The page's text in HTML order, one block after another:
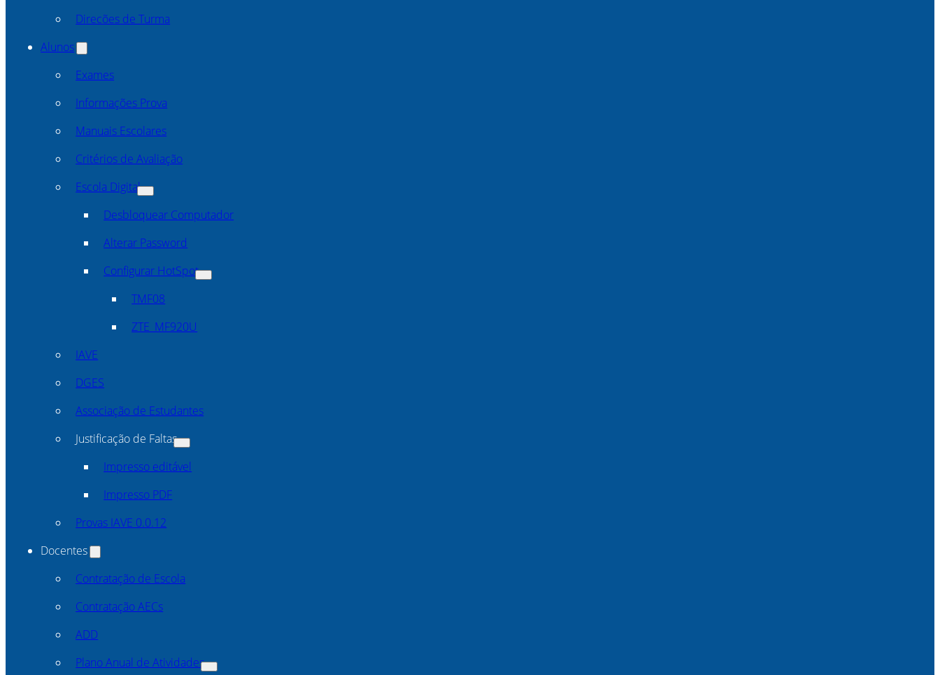
Direcões de Turma
Alunos
Exames
Informações Prova
Manuais Escolares
Critérios de Avaliação
Escola Digital
Desbloquear Computador
Alterar Password
Configurar HotSpot
TMF08
ZTE_MF920U
IAVE
DGES
Associação de Estudantes
Justificação de Faltas
Impresso editável
Impresso PDF
Provas IAVE 0.0.12
Docentes
Contratação de Escola
Contratação AECs
ADD
Plano Anual de Atividades